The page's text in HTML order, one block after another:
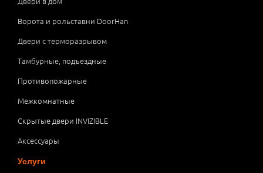
Ворота и рольставни DoorHan
Двери с терморазрывом
Тамбурные, подъездные
Противопожарные
Межкомнатные
Скрытые двери INVIZIBLE
Аксессуары
Услуги